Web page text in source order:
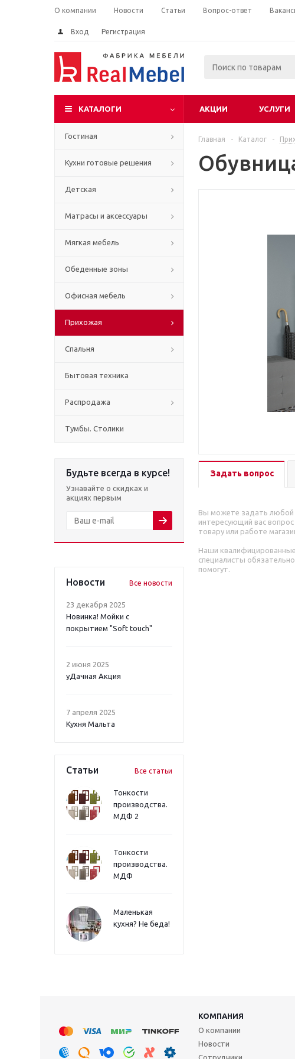
О компании Новости Статьи Вопрос-ответ
Вход
Регистрация
КАТАЛОГИ АКЦИИ УСЛУГИ
Гостиная
Кухни готовые решения
Детская
Матрасы и аксессуары
Мягкая мебель
Обеденные зоны
Офисная мебель
Прихожая
Спальня
Бытовая техника
Распродажа
Тумбы. Столики
Будьте всегда в курсе!
Узнавайте о скидках и
акциях первым
Новости Все новости
23 декабря 2025
Новинка! Мойки с
покрытием "Soft touch"
2 июня 2025
уДачная Акция
7 апреля 2025
Кухня Мальта
Статьи Все статьи
Тонкости
производства.
МДФ 2
Тонкости
производства.
МДФ
Маленькая
кухня? Не беда!
Главная - Каталог -
Задать вопрос
Вы можете задать любой
интересующий вас вопрос
товару или работе
Наши квалифицированные
специалисты
помогут.
КОМПАНИЯ
О компании
Новости
Сотрудники